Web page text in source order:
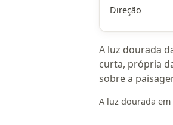
Direção
A luz dourada
curta, própria
sobre a
A luz dourada